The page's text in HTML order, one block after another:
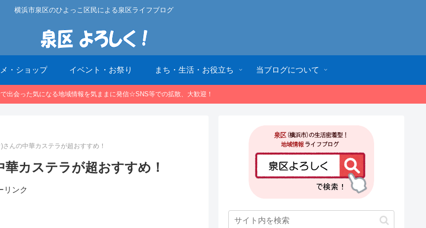
横浜市泉区のひよっこ区民による泉区ライフブログ
・ショップ イベント・お祭り まち・生活・お役立ち 当ブログについて
出会った気になる地域情報を気ままに発信☆SNS等での拡散、大歓迎！
んの中華カステラが超おすすめ！
カステラが超おすすめ！
リンク